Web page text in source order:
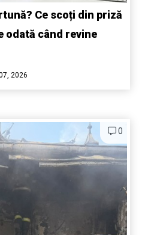
Ce scoți din priză
odată când revine
2026
0